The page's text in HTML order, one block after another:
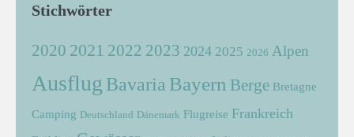
Stichwörter
2020 2021 2022 2023 2024 2025 2026 Alpen
Ausflug Bavaria Bayern Berge Bretagne
Camping Deutschland Dänemark Flugreise Frankreich